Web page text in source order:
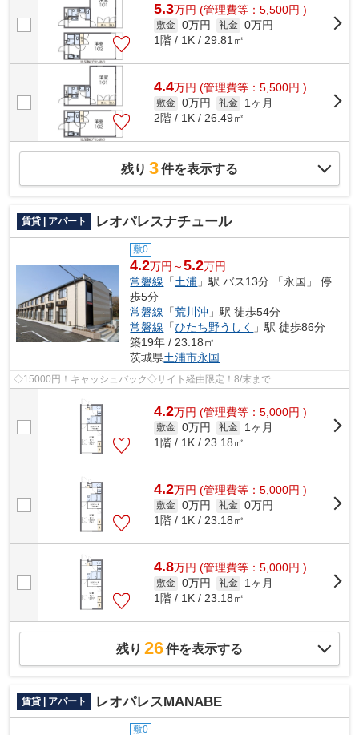
5.3万円 (管理費等：5,500円 )
敷金 0万円 礼金 0万円
1階 / 1K / 29.81㎡
4.4万円 (管理費等：5,500円 )
敷金 0万円 礼金
1ヶ月
2階 / 1K / 26.49㎡
残り 3件を表示する
賃貸 | アパート レオパレスナチュール
敷0
4.2万円～5.2万円
常磐線 「土浦 」駅 バス13分 「永国」 停
歩5分
常磐線 「荒川沖 」駅 徒歩54分
常磐線 「ひたち野うしく
」駅 徒歩86分
築19年 / 23.18㎡
茨城県土浦市永国
◇15000円！キャッシュバック◇サイト経由限定！8/末まで
4.2万円 (管理費等：5,000円 )
敷金 0万円 礼金
1ヶ月
1階 / 1K / 23.18㎡
4.2万円 (管理費等：5,000円 )
敷金 0万円 礼金 0万円
1階 / 1K / 23.18㎡
4.8万円 (管理費等：5,000円 )
敷金 0万円 礼金
1ヶ月
1階 / 1K / 23.18㎡
残り 26件を表示する
賃貸 | アパート レオパレスMANABE
敷0